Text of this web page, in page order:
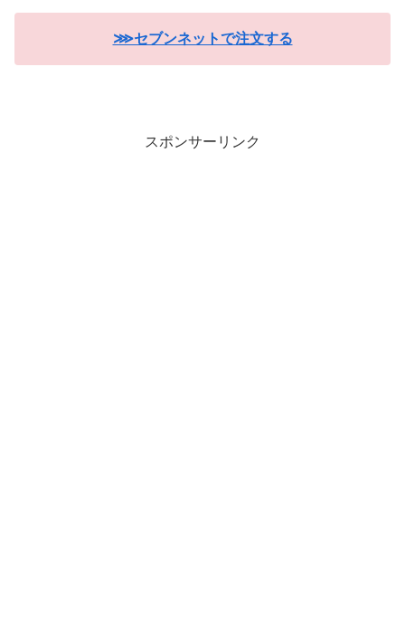
⋙セブンネットで注文する
スポンサーリンク